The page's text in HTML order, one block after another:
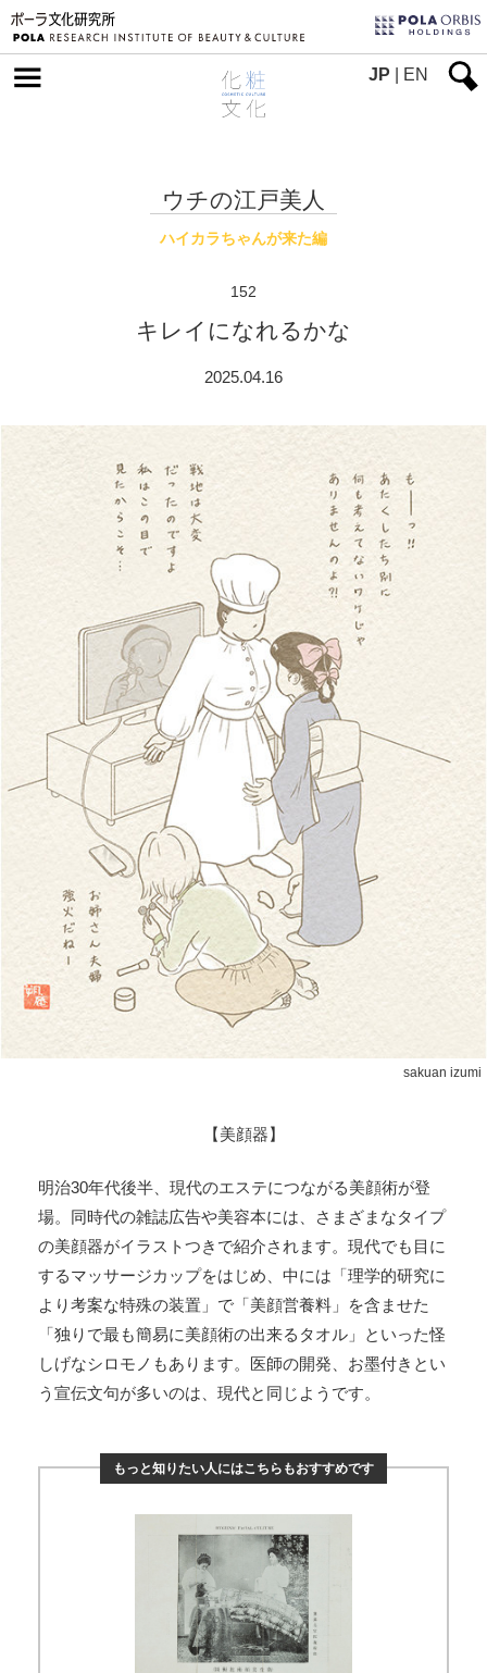
JP EN
ウチの江戸美人
ハイカラちゃんが来た編
152
キレイになれるかな
2025.04.16
sakuan izumi
【美顔器】
明治30年代後半、現代のエステにつながる美顔術が登
場。同時代の雑誌広告や美容本には、さまざまなタイプ
の美顔器がイラストつきで紹介されます。現代でも目に
するマッサージカップをはじめ、中には「理学的研究に
より考案な特殊の装置」で「美顔営養料」を含ませた
「独りで最も簡易に美顔術の出来るタオル」といった怪
しげなシロモノもあります。医師の開発、お墨付きとい
う宣伝文句が多いのは、現代と同じようです。
もっと知りたい人にはこちらもおすすめです